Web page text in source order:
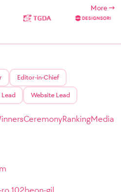
More
Editor-in-Chief
Website Lead
CeremonyRankingMedia